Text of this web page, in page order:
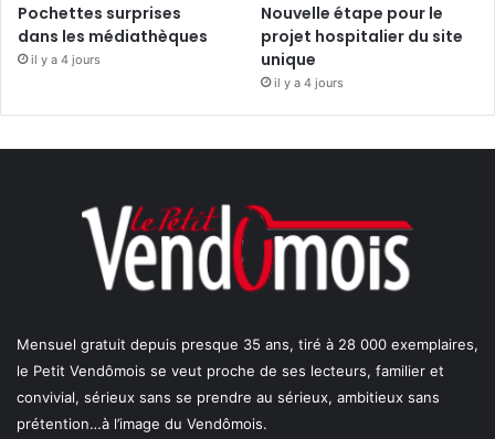
Pochettes surprises
dans les médiathèques
il y a 4 jours
Nouvelle étape pour le
projet hospitalier du site
unique
il y a 4 jours
Mensuel gratuit depuis presque 35 ans, tiré à 28 000 exemplaires,
le Petit Vendômois se veut proche de ses lecteurs, familier et
convivial, sérieux sans se prendre au sérieux, ambitieux sans
prétention…à l’image du Vendômois.